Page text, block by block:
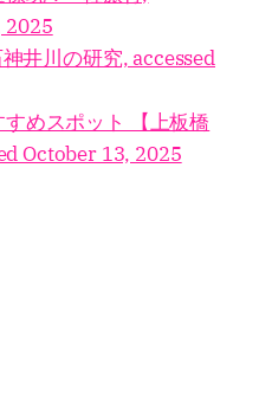
2025
井川の研究, accessed
めスポット 【上板橋
October 13, 2025